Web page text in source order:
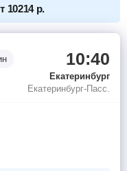
10214 р.
10:40
Екатеринбург
Екатеринбург-Пасс.